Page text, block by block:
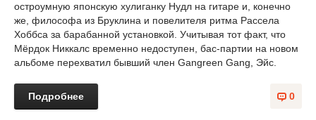
остроумную японскую хулиганку Нудл на гитаре и, конечно
же, философа из Бруклина и повелителя ритма Рассела
Хоббса за барабанной установкой. Учитывая тот факт, что
Мёрдок Никкалс временно недоступен, бас-партии на новом
альбоме перехватил бывший член Gangreen Gang, Эйс.
0
Подробнее